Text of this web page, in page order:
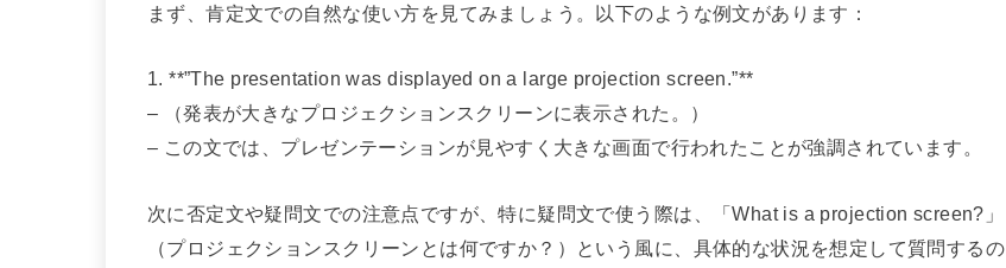
まず、肯定文での自然な使い方を見てみましょう。以下のような例文があります：
1. **”The presentation was displayed on a large projection screen.”**
– （発表が大きなプロジェクションスクリーンに表示された。）
– この文では、プレゼンテーションが見やすく大きな画面で行われたことが強調されています。
次に否定文や疑問文での注意点ですが、特に疑問文で使う際は、「What is a projection screen?」
（プロジェクションスクリーンとは何ですか？）という風に、具体的な状況を想定して質問するの